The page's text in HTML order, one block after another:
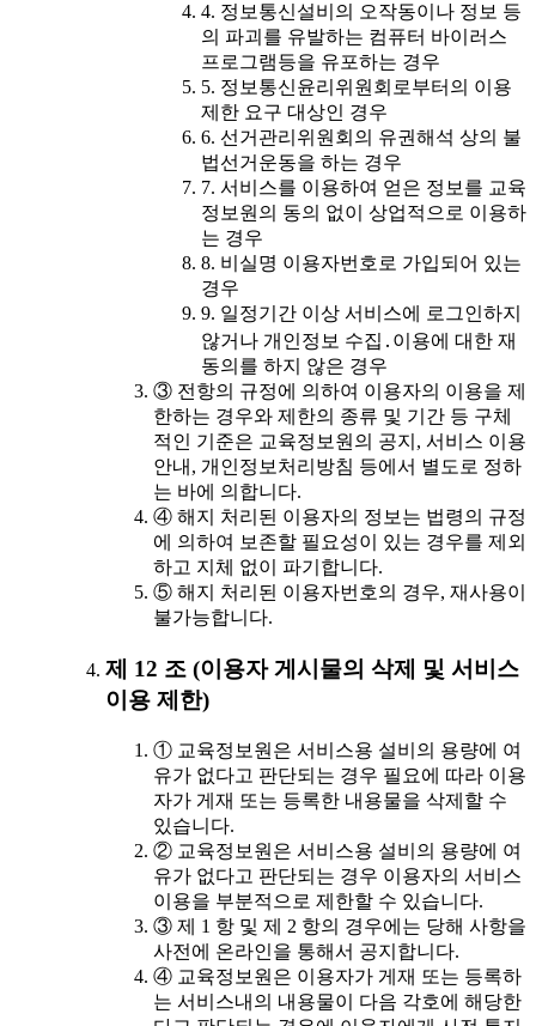
4. 정보통신설비의 오작동이나 정보 등
의 파괴를 유발하는 컴퓨터 바이러스
프로그램등을 유포하는 경우
5. 정보통신윤리위원회로부터의 이용
제한 요구 대상인 경우
6. 선거관리위원회의 유권해석 상의 불
법선거운동을 하는 경우
7. 서비스를 이용하여 얻은 정보를 교육
정보원의 동의 없이 상업적으로 이용하
는 경우
8. 비실명 이용자번호로 가입되어 있는
경우
9. 일정기간 이상 서비스에 로그인하지
않거나 개인정보 수집․이용에 대한 재
동의를 하지 않은 경우
③ 전항의 규정에 의하여 이용자의 이용을 제
한하는 경우와 제한의 종류 및 기간 등 구체
적인 기준은 교육정보원의 공지, 서비스 이용
안내, 개인정보처리방침 등에서 별도로 정하
는 바에 의합니다.
④ 해지 처리된 이용자의 정보는 법령의 규정
에 의하여 보존할 필요성이 있는 경우를 제외
하고 지체 없이 파기합니다.
⑤ 해지 처리된 이용자번호의 경우, 재사용이
불가능합니다.
제 12 조 (이용자 게시물의 삭제 및 서비스
이용 제한)
① 교육정보원은 서비스용 설비의 용량에 여
유가 없다고 판단되는 경우 필요에 따라 이용
자가 게재 또는 등록한 내용물을 삭제할 수
있습니다.
② 교육정보원은 서비스용 설비의 용량에 여
유가 없다고 판단되는 경우 이용자의 서비스
이용을 부분적으로 제한할 수 있습니다.
③ 제 1 항 및 제 2 항의 경우에는 당해 사항을
사전에 온라인을 통해서 공지합니다.
④ 교육정보원은 이용자가 게재 또는 등록하
는 서비스내의 내용물이 다음 각호에 해당한